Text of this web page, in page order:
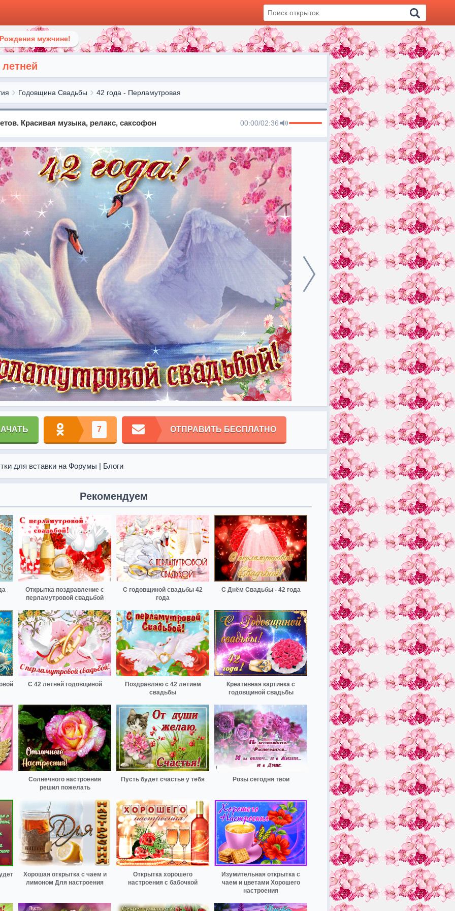
мужчине!
Годовщина Свадьбы 42 года - Перламутровая
Красивая музыка, релакс, саксофон 00:00/02:36
7 ОТПРАВИТЬ БЕСПЛАТНО
для вставки на Форумы | Блоги
Рекомендуем
Открытка поздравление с
перламутровой свадьбой
С годовщиной свадьбы 42
года
С Днём Свадьбы - 42 года
С 42 летней годовщиной
Поздравляю с 42 летием
свадьбы
Креативная картинка с
годовщиной свадьбы
Солнечного настроения
решил пожелать
Пусть будет счастье у тебя Розы сегодня твои
Хорошая открытка с чаем и
лимоном Для настроения
Открытка хорошего
настроения с бабочкой
Изумительная открытка с
чаем и цветами Хорошего
настроения